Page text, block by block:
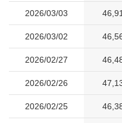
2026/03/03
2026/03/02
2026/02/27
2026/02/26
2026/02/25